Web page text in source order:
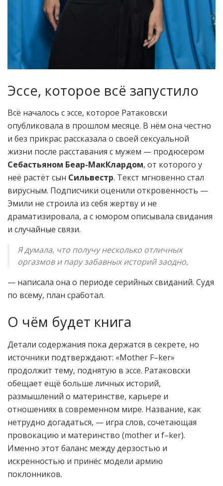
Эссе, которое всё запустило
Всё началось с эссе, которое Ратаковски
опубликовала в прошлом месяце. В нём она честно
и без прикрас рассказала о своей сексуальной
жизни после расставания с мужем — продюсером
Себастьяном Беар-МакКлардом, от которого у
неё растёт сын Сильвестр. Текст мгновенно стал
вирусным. Подписчики оценили откровенность —
Эмили не строила из себя жертву и не
драматизировала, а с юмором описывала свидания
и случайные связи.
Я думала, что получу несколько отличных
оргазмов и пару забавных историй заодно,
— написала она о периоде серийных свиданий. Судя
по всему, план сработал.
О чём будет книга
Детали содержания пока держатся в секрете, но
источники подтверждают: «Mother F–ker»
продолжит тему, поднятую в эссе. Ратаковски
обещает ещё больше личных историй,
размышлений о материнстве, карьере и
отношениях в современном мире. Название, как
нетрудно догадаться, — игра слов, сочетающая
провокацию и материнство (mother и f–ker).
Именно этот баланс между дерзостью и
искренностью и принёс модели армию
поклонников.